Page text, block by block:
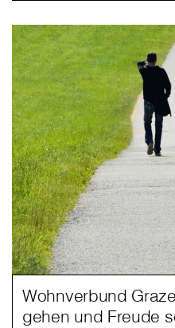
Wohnverbund
gehen und Freude